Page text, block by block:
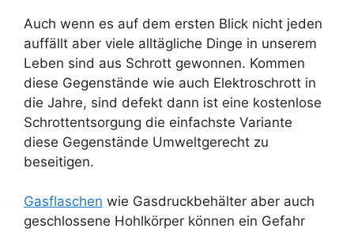
Auch wenn es auf dem ersten Blick nicht jeden
auffällt aber viele alltägliche Dinge in unserem
Leben sind aus Schrott gewonnen. Kommen
diese Gegenstände wie auch Elektroschrott in
die Jahre, sind defekt dann ist eine kostenlose
Schrottentsorgung die einfachste Variante
diese Gegenstände Umweltgerecht zu
beseitigen.
Gasflaschen wie Gasdruckbehälter aber auch
geschlossene Hohlkörper können ein Gefahr